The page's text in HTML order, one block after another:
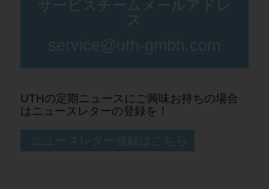
サービスチームメールアドレ
ス
service@uth-gmbh.com
UTHの定期ニュースにご興味お持ちの場合
はニュースレターの登録を！
ニュースレター登録はこちら